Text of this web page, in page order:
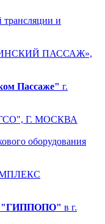
и
ПАССАЖ»,
Пассаже" г.
Г. МОСКВА
оборудования
"ГИППОПО" в г.